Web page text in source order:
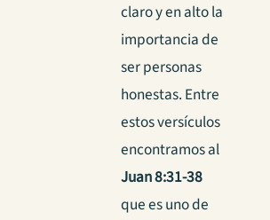
claro y en alto la
importancia de
ser personas
honestas. Entre
estos versículos
encontramos al
Juan8:31-38
que es uno de